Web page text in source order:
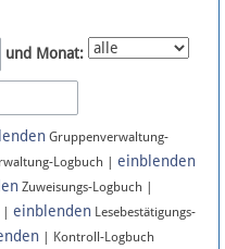
und Monat:
Gruppenverwaltung-
Logbuch | einblenden
Zuweisungs-Logbuch |
| einblenden Lesebestätigungs-
| Kontroll-Logbuch